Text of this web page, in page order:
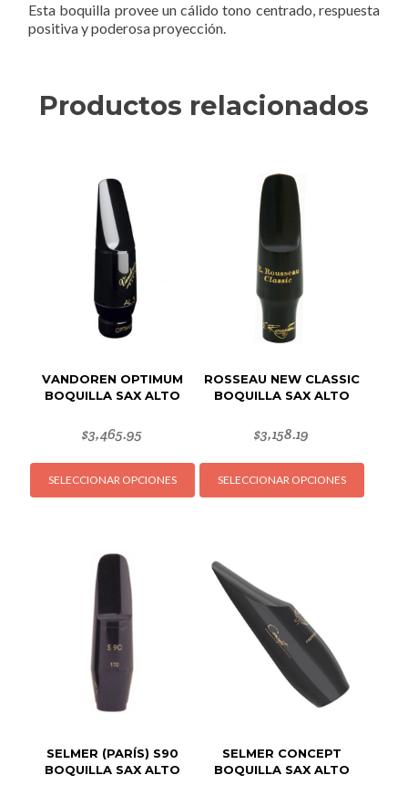
Esta boquilla provee un cálido tono centrado, respuesta
positiva y poderosa proyección.
Productos relacionados
VANDOREN OPTIMUM
BOQUILLA SAX ALTO
$3,465.95
SELECCIONAR OPCIONES
Este
producto
Las
opciones
producto
ROSSEAU NEW CLASSIC
BOQUILLA SAX ALTO
$3,158.19
SELECCIONAR OPCIONES
Este
SELMER (PARÍS) S90
BOQUILLA SAX ALTO
SELMER CONCEPT
BOQUILLA SAX ALTO